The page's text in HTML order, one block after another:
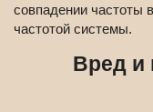
совпадении частоты
частотой системы.
Вред и